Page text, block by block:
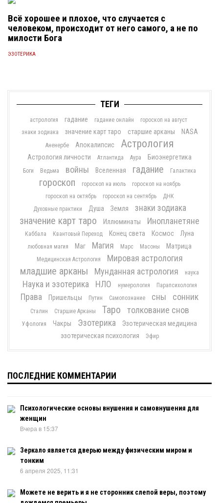
Всё хорошее и плохое, что случается с
человеком, происходит от него самого, а не по
милости Бога
ЭЗОТЕРИКА
ТЕГИ
астрология гадание гадание онлайн
гороскоп на август
знаки зодиака
значение карт таро старшие арканы NASA
Аненербе Апокалипсис Астрология
Астрология личности Атлантида Аура Биоэнергетика
Боги Ведьма войны Вселенная гадание Галактика
гороскоп гороскоп на июль
гороскоп на ноябрь
гороскоп на октябрь
гороскоп на сентябрь
ДНК
Духовные практики
Душа Земля знаки зодиака
значение карт таро Иллюминаты Инопланетяне
Каббала Квантовый Переход Конец света Космос Луна
любовная магия Маг Магия Марс Масоны Матрица
Медицинская Астрология Мировая астрология
младшие арканы Мунданная астрология наука
Наука и эзотерика НЛО нумерология Парапсихология
Права Пришельцы Путин Самопознание сны сонник
Сталин Старшие Арканы Таро толкование снов
Уфология Чакры Эзотерика
Эзотерическая медицина
эзотерическая психология
Эфир
ПОСЛЕДНИЕ КОММЕНТАРИИ
Психологические основы внушения и самовнушения для
женщин
Вчера в 15:37
Зеркало является дверью между физическим миром и
тонким
6 апреля 2025, 11:31
Можете не верить и я не сторонник слепой веры, поэтому